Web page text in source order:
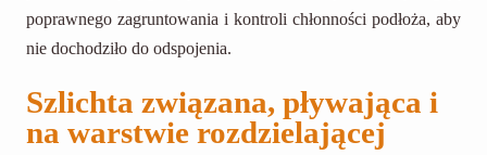
poprawnego zagruntowania i kontroli chłonności podłoża, aby
nie dochodziło do odspojenia.
Szlichta związana, pływająca i
na warstwie rozdzielającej